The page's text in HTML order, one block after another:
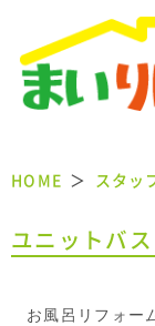
HOME スタッ
ユニットバ
お風呂リフォー